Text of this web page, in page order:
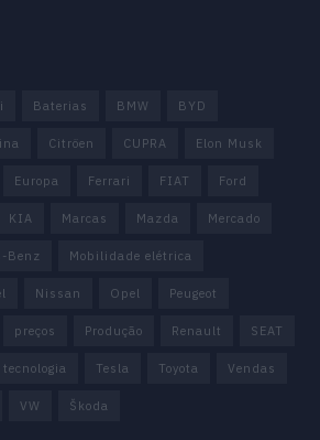
Baterias BMW BYD
Citröen CUPRA Elon Musk
Europa Ferrari FIAT Ford
KIA Marcas Mazda Mercado
Benz Mobilidade elétrica
Nissan Opel Peugeot
preços Produção Renault SEAT
tecnologia Tesla Toyota Vendas
VW Škoda